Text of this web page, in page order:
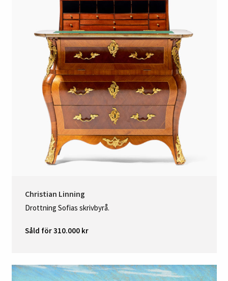
Christian Linning
Drottning Sofias skrivbyrå.
Såld för 310.000 kr